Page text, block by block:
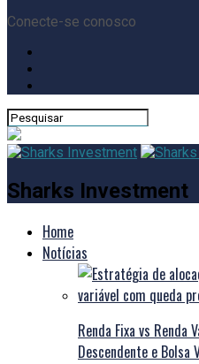
Conecte-se conosco
Sharks Investment
Home
Notícias
Renda Fixa vs Renda
Descendente e Bolsa